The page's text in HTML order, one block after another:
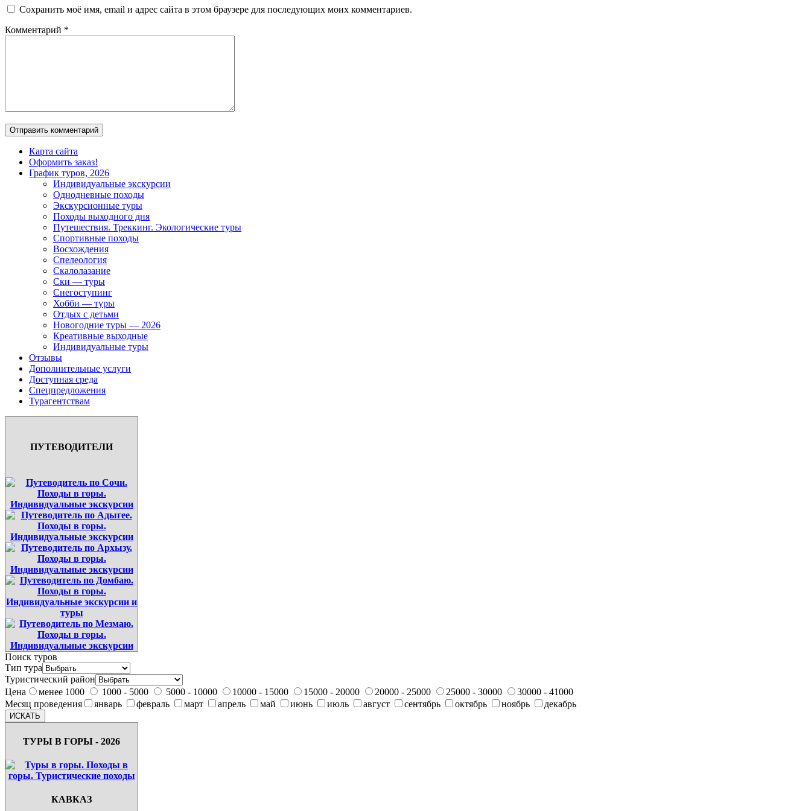
Сохранить моё имя, email и адрес сайта в этом браузере для последующих моих комментариев.
Комментарий *
Карта сайта
Оформить заказ!
График туров, 2026
Индивидуальные экскурсии
Однодневные походы
Экскурсионные туры
Походы выходного дня
Путешествия. Треккинг. Экологические туры
Спортивные походы
Восхождения
Спелеология
Скалолазание
Ски — туры
Снегоступинг
Хобби — туры
Отдых с детьми
Новогодние туры — 2026
Креативные выходные
Индивидуальные туры
Отзывы
Дополнительные услуги
Доступная среда
Спецпредложения
Турагентствам
ПУТЕВОДИТЕЛИ
Поиск туров
Тип тура
Туристический район
Цена
менее 1000 1000 - 5000 5000 - 10000 10000 - 15000 15000 - 20000 20000 - 25000 25000 - 30000
30000 - 41000
Месяц проведения
январь февраль март апрель май июнь июль август сентябрь октябрь ноябрь декабрь
ТУРЫ В ГОРЫ - 2026
КАВКАЗ